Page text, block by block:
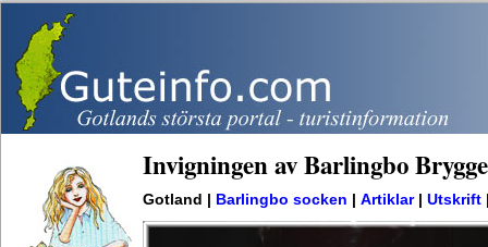
Invigningen av Barlingbo
Gotland | Barlingbo socken Artiklar| Utskrift